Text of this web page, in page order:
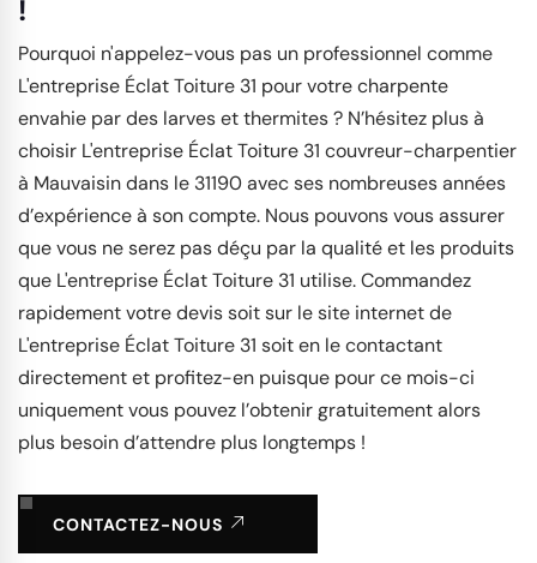
!
Pourquoi n'appelez-vous pas un professionnel comme
L'entreprise Éclat Toiture 31 pour votre charpente
envahie par des larves et thermites ? N’hésitez plus à
choisir L'entreprise Éclat Toiture 31 couvreur-charpentier
à Mauvaisin dans le 31190 avec ses nombreuses années
d’expérience à son compte. Nous pouvons vous assurer
que vous ne serez pas déçu par la qualité et les produits
que L'entreprise Éclat Toiture 31 utilise. Commandez
rapidement votre devis soit sur le site internet de
L'entreprise Éclat Toiture 31 soit en le contactant
directement et profitez-en puisque pour ce mois-ci
uniquement vous pouvez l’obtenir gratuitement alors
plus besoin d’attendre plus longtemps !
CONTACTEZ-NOUS